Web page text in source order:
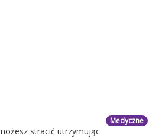
Medyczne
stracić utrzymując